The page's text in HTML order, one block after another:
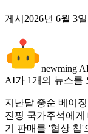
게시 2026년 6월 3
newming
AI가 1개의 뉴스를
지난달 중순 베이
진핑 국가주석에
기 판매를 '협상 칩'